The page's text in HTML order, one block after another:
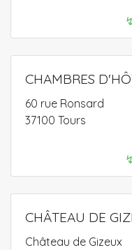
↯
CHAMBRES
60 rue Ronsard
37100 Tours
↯
CHÂTEAU DE
Château de Gizeux